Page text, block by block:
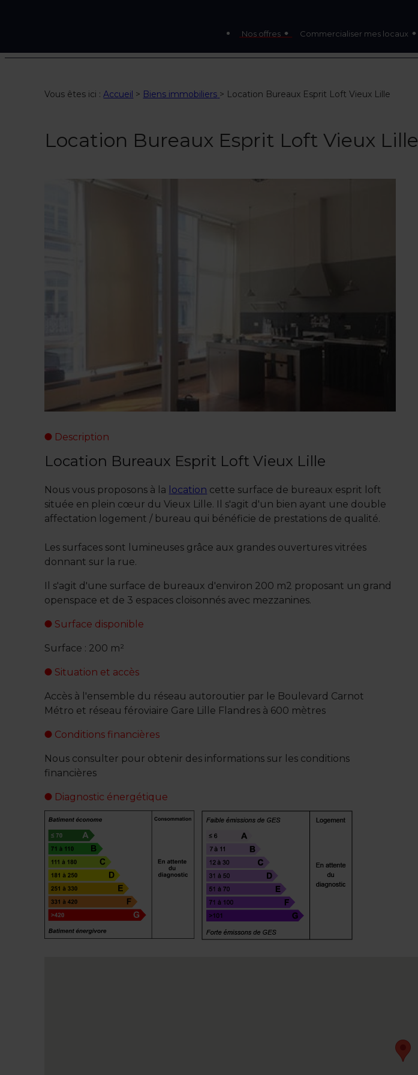
Nos offres Commercialiser mes locaux
Vous êtes ici :Accueil > Biens immobiliers > Location Bureaux Esprit Loft Vieux Lille
Location Bureaux Esprit Loft Vieux Lille
Description
Location Bureaux Esprit Loft Vieux Lille
Nous vous proposons à la location cette surface de bureaux esprit loft
située en plein cœur du Vieux Lille. Il s'agit d'un bien ayant une double
affectation logement / bureau qui bénéficie de prestations de qualité.
Les surfaces sont lumineuses grâce aux grandes ouvertures vitrées
donnant sur la rue.
Il s'agit d'une surface de bureaux d'environ 200 m2 proposant un grand
openspace et de 3 espaces cloisonnés avec mezzanines.
Surface disponible
Surface : 200 m²
Situation et accès
Accès à l'ensemble du réseau autoroutier par le Boulevard Carnot
Métro et réseau féroviaire Gare Lille Flandres à 600 mètres
Conditions financières
Nous consulter pour obtenir des informations sur les conditions
financières
Diagnostic énergétique